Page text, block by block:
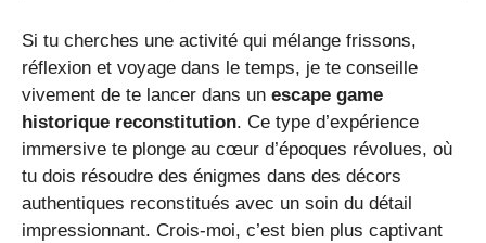
Si tu cherches une activité qui mélange frissons,
réflexion et voyage dans le temps, je te conseille
vivement de te lancer dans un escape game
historique reconstitution. Ce type d’expérience
immersive te plonge au cœur d’époques révolues, où
tu dois résoudre des énigmes dans des décors
authentiques reconstitués avec un soin du détail
impressionnant. Crois-moi, c’est bien plus captivant